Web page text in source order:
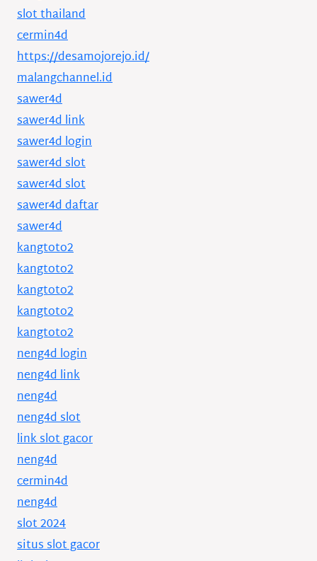
slot thailand
cermin4d
https://desamojorejo.id/
malangchannel.id
sawer4d
sawer4d link
sawer4d login
sawer4d slot
sawer4d slot
sawer4d daftar
sawer4d
kangtoto2
kangtoto2
kangtoto2
kangtoto2
kangtoto2
neng4d login
neng4d link
neng4d
neng4d slot
link slot gacor
neng4d
cermin4d
neng4d
slot 2024
situs slot gacor